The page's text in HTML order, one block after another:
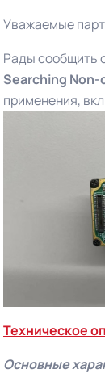
Уважаемые
Рады сообщить
Searching
применения,
Техническое
Основные